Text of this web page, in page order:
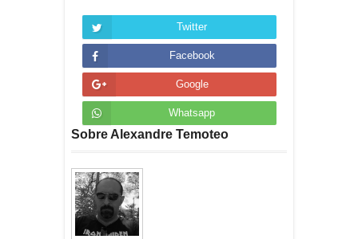
Twitter
Facebook
Google
Whatsapp
Sobre Alexandre Temoteo